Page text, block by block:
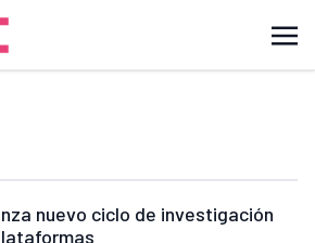
nuevo ciclo de investigación